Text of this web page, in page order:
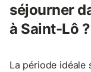
séjourner
à Saint-Lô ?
La période idéale